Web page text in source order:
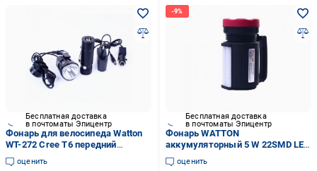
Бесплатная доставка
в почтоматы Эпицентр
Фонарь для велосипеда Watton
WT-272 Cree T6 передний
аккумуляторный светодиодный
оценить
Бесплатная доставка
в почтоматы Эпицентр
Фонарь WATTON
аккумуляторный 5 W 22SMD LED
USB с повербанком
оценить